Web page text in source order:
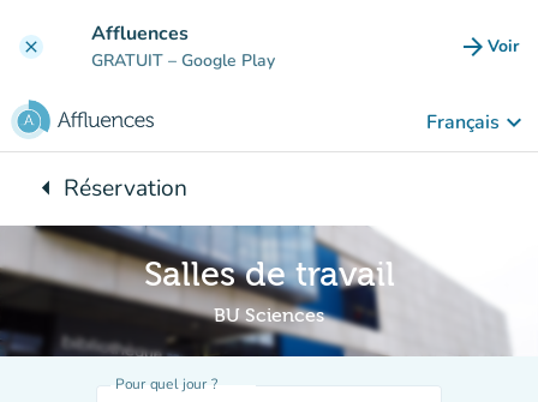
clear Affluences
GRATUIT – Google Play arrow_forward Voir
Français keyboard_arrow_down
arrow_leftRetour à :
Réservation
Salles de travail
BU Sciences
Pour quel jour ?